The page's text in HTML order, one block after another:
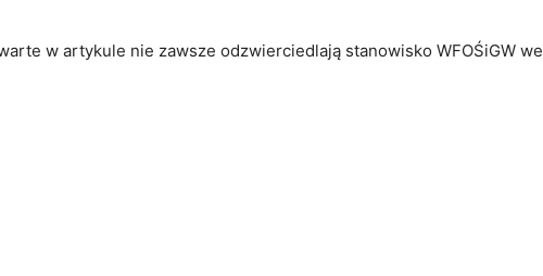
w artykule nie zawsze odzwierciedlają stanowisko WFOŚiGW we